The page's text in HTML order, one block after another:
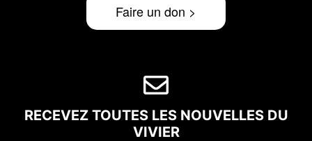
Faire un don >
RECEVEZ TOUTES LES NOUVELLES DU
VIVIER